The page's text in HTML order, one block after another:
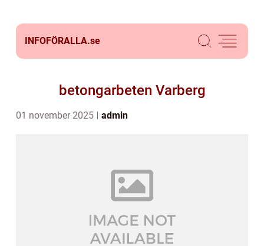
INFOFÖRALLA.se
betongarbeten Varberg
01 november 2025 admin